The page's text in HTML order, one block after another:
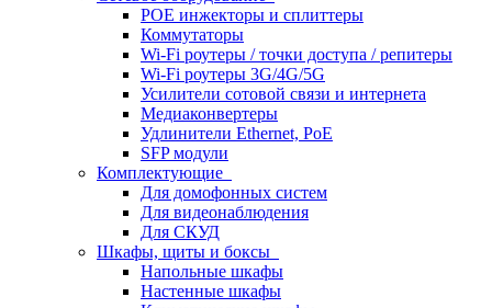
POE инжекторы и сплиттеры
Коммутаторы
Wi-Fi роутеры / точки доступа / репитеры
Wi-Fi роутеры 3G/4G/5G
Усилители сотовой связи и интернета
Медиаконвертеры
Удлинители Ethernet, PoE
SFP модули
Комплектующие
Для домофонных систем
Для видеонаблюдения
Для СКУД
Шкафы, щиты и боксы
Напольные шкафы
Настенные шкафы